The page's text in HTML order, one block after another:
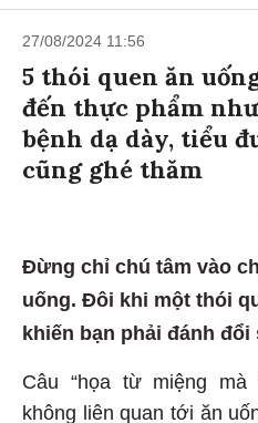
27/08/2024 11:56
5 thói quen ăn
đến thực phẩm
bệnh dạ dày, tiểu
cũng ghé thăm
Đừng chỉ chú tâm vào
uống. Đôi khi một thói
khiến bạn phải đánh đổi
Câu “họa từ miệng
không liên quan tới ăn